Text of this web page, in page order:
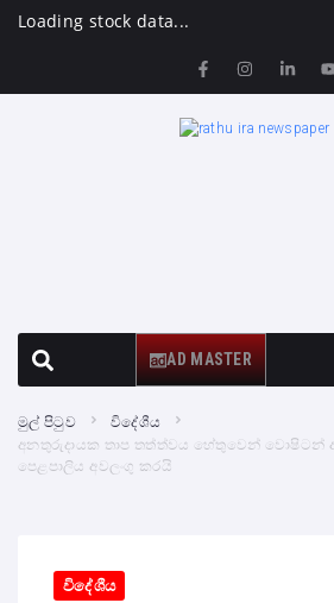
Loading stock data...
AD MASTER
මුල් පිටුව
විදේශීය
අනතුරුදායක තාප තත්ත්වය හේතුවෙන් වොෂිටන්
පෙළපාලිය අවලංගු කරයි
විදේශීය